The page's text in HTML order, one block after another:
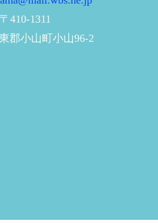
〒410-1311
郡小山町小山96-2